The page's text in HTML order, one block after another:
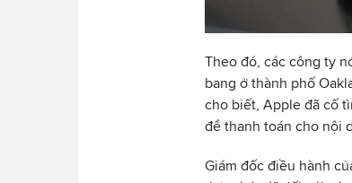
Theo đó, các công ty
bang ở thành phố
cho biết, Apple đã cố
để thanh toán cho nội
Giám đốc điều hành